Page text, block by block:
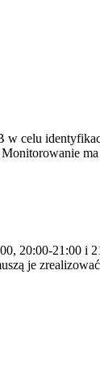
w celu
20:00-21:00 i
je